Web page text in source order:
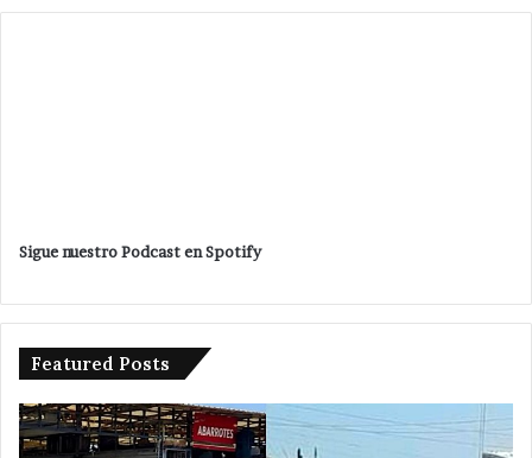
Sigue nuestro Podcast en Spotify
Featured Posts
Avanza
investigación